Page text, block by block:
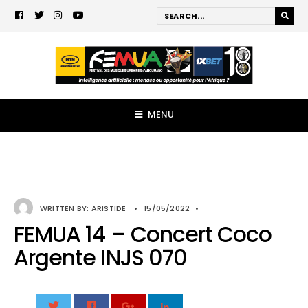
MENU
WRITTEN BY: ARISTIDE • 15/05/2022 •
FEMUA 14 – Concert Coco
Argente INJS 070